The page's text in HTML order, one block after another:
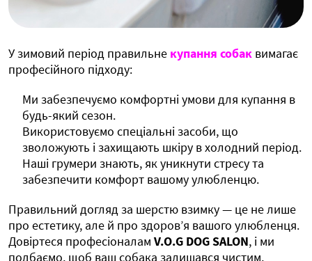
У зимовий період правильне купання собак вимагає
професійного підходу:
Ми забезпечуємо комфортні умови для купання в
будь-який сезон.
Використовуємо спеціальні засоби, що
зволожують і захищають шкіру в холодний період.
Наші грумери знають, як уникнути стресу та
забезпечити комфорт вашому улюбленцю.
Правильний догляд за шерстю взимку — це не лише
про естетику, але й про здоров’я вашого улюбленця.
Довіртеся професіоналам V.O.G DOG SALON, і ми
подбаємо, щоб ваш собака залишався чистим,